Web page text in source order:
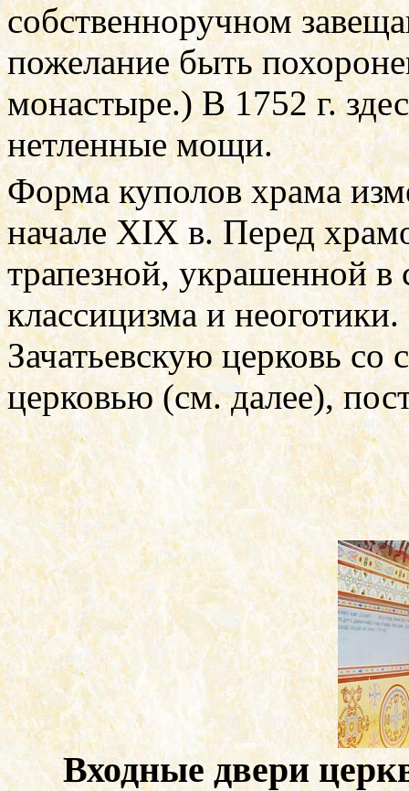
собственноручном
пожелание быть
монастыре.) В 1752 г.
нетленные мощи.
Форма куполов храма
началеXIX в. Перед
трапезной, украшенной
классицизма и
Зачатьевскую церковь
церковью (см. далее),
Входные двери